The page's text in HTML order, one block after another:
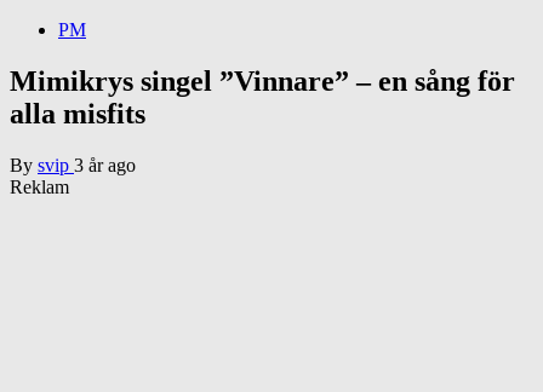
PM
Mimikrys singel ”Vinnare” – en sång för
alla misfits
By svip 3 år ago
Reklam